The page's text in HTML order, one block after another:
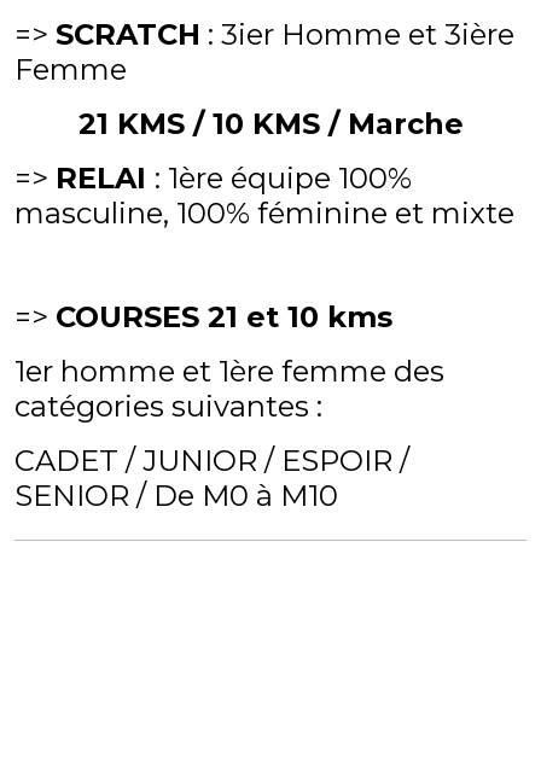
=> SCRATCH : 3ier Homme et 3ière
Femme
21 KMS / 10 KMS / Marche
=> RELAI : 1ère équipe 100%
masculine, 100% féminine et mixte
=> COURSES 21 et 10 kms
1er homme et 1ère femme des
catégories suivantes :
CADET / JUNIOR / ESPOIR /
SENIOR / De M0 à M10